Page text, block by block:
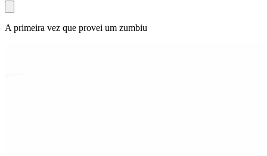
A primeira vez que provei um zumbiu